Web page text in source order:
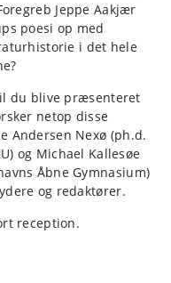
Jeppe Aakjær
poesi op med
i det hele
du blive præsenteret
netop disse
Andersen Nexø (ph.d.
og Michael Kallesøe
Åbne Gymnasium)
og redaktører.
reception.